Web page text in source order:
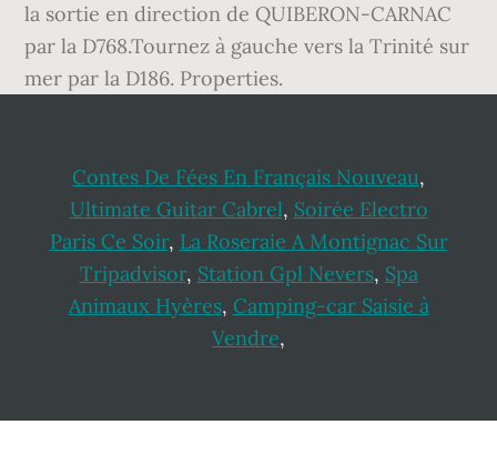
la sortie en direction de QUIBERON-CARNAC
par la D768.Tournez à gauche vers la Trinité sur
mer par la D186. Properties.
Contes De Fées En Français Nouveau,
Ultimate Guitar Cabrel, Soirée Electro
Paris Ce Soir, La Roseraie A Montignac Sur
Tripadvisor, Station Gpl Nevers, Spa
Animaux Hyères, Camping-car Saisie à
Vendre,